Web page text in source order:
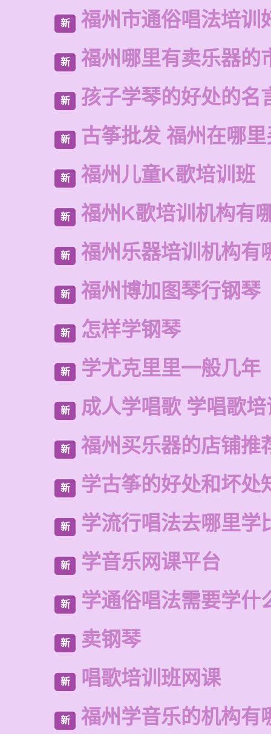
新 福州市通俗唱法培训
新 福州哪里有卖乐器的
新 孩子学琴的好处的名
新 古筝批发 福州在哪
新 福州儿童K歌培训班
新 福州K歌培训机构有
新 福州乐器培训机构有
新 福州博加图琴行钢琴
新 怎样学钢琴
新 学尤克里里一般几年
新 成人学唱歌 学唱歌
新 福州买乐器的店铺推
新 学古筝的好处和坏处
新 学流行唱法去哪里学
新 学音乐网课平台
新 学通俗唱法需要学什
新 卖钢琴
新 唱歌培训班网课
新 福州学音乐的机构有